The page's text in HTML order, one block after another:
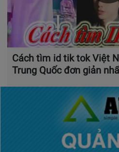
Cách tìm id tik tok Việt
Trung Quốc đơn giản